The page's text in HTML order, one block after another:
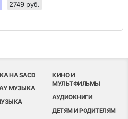
2749 руб.
НА SACD
МУЗЫКА
КИНО И
МУЛЬТФИЛЬМЫ
АУДИОКНИГИ
ДЕТЯМ И РОДИТЕЛЯМ